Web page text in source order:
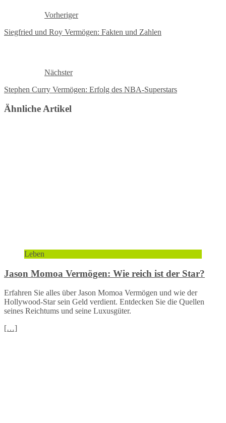
Vorheriger
Siegfried und Roy Vermögen: Fakten und Zahlen
Nächster
Stephen Curry Vermögen: Erfolg des NBA-Superstars
Ähnliche Artikel
Leben
Jason Momoa Vermögen: Wie reich ist der Star?
Erfahren Sie alles über Jason Momoa Vermögen und wie der
Hollywood-Star sein Geld verdient. Entdecken Sie die Quellen
seines Reichtums und seine Luxusgüter.
[…]